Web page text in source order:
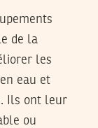
de la
les
eau et
Ils ont leur
ou